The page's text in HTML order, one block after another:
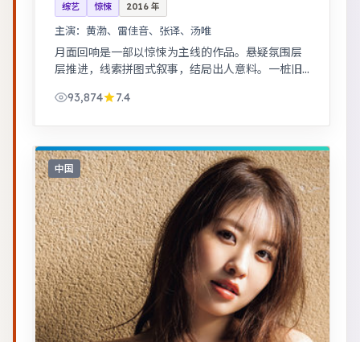
综艺 惊悚 2016 年
主演： 黄渤、雷佳音、张译、汤唯
月面回响是一部以惊悚为主线的作品。悬疑氛围层
层推进，线索拼图式叙事，结局出人意料。一桩旧
93,874
7.4
中国